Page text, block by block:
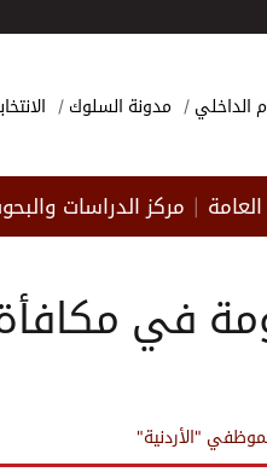
الداخلي مدونة السلوك
العامة مركز الدراسات
في
"الأردنية"